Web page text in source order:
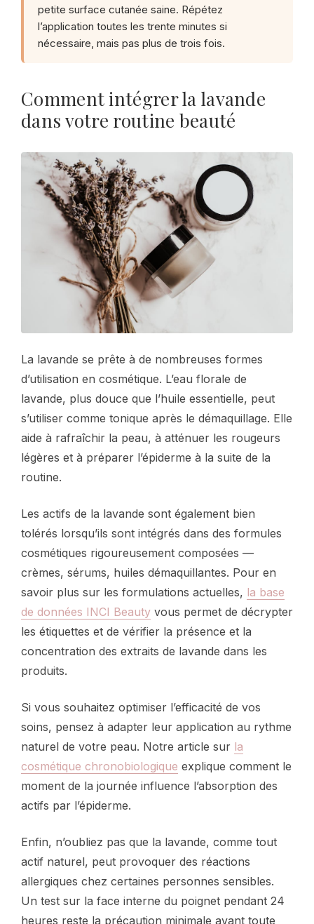
petite surface cutanée saine. Répétez
l’application toutes les trente minutes si
nécessaire, mais pas plus de trois fois.
Comment intégrer la lavande
dans votre routine beauté
La lavande se prête à de nombreuses formes
d’utilisation en cosmétique. L’eau florale de
lavande, plus douce que l’huile essentielle, peut
s’utiliser comme tonique après le démaquillage. Elle
aide à rafraîchir la peau, à atténuer les rougeurs
légères et à préparer l’épiderme à la suite de la
routine.
Les actifs de la lavande sont également bien
tolérés lorsqu’ils sont intégrés dans des formules
cosmétiques rigoureusement composées —
crèmes, sérums, huiles démaquillantes. Pour en
savoir plus sur les formulations actuelles, la base
de données INCI Beauty vous permet de décrypter
les étiquettes et de vérifier la présence et la
concentration des extraits de lavande dans les
produits.
Si vous souhaitez optimiser l’efficacité de vos
soins, pensez à adapter leur application au rythme
naturel de votre peau. Notre article sur la
cosmétique chronobiologique explique comment le
moment de la journée influence l’absorption des
actifs par l’épiderme.
Enfin, n’oubliez pas que la lavande, comme tout
actif naturel, peut provoquer des réactions
allergiques chez certaines personnes sensibles.
Un test sur la face interne du poignet pendant 24
heures reste la précaution minimale avant toute